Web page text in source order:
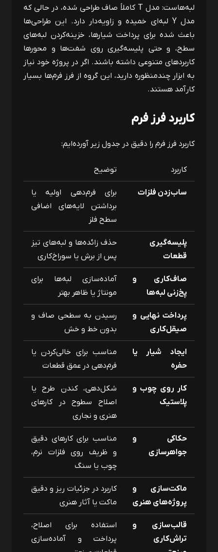
لبه‌هاست: مدل T کاملاً صاف طراحی شده، در حالی که
مدلY لبه‌ای خمیده و زاویه‌دار دارد. این طراحی‌ها
باعث شده برای پرداخت شیارها، خزینه‌کردن لبه‌های
سطح، و حتی پلیسه‌گیری روی شفت‌ها و محورها
کاربردهای متنوعی داشته باشند. اگر در پروژه خود نیاز
به ابزار چندمنظوره دارید، این گروه از فرز فرم‌ها بسیار
کارآمد هستند.
کاربرد فرز فرم
کاربرد فرز فرم را دقیق در جدول زیر آورده‌ایم:
کاربرد توضیح
ساب‌زدن فلزات
برای فرم‌دهی اولیه یا
برداشتن لایه‌های اضافی
سطح فلز
پلیسه‌گیری
قطعات
حذف زائده‌ها و لبه‌های تیز
پس از برش یا سوراخ‌کاری
صاف‌کاری و
پخ‌زنی لبه‌ها
آماده‌سازی لبه‌ها برای
مونتاژ یا ظاهر بهتر
پرداخت نهایی و
صیقل‌کاری
رسیدن به سطحی صاف و
بدون خط و خش
ایجاد شیار یا
حفره
مناسب برای خالی‌کردن یا
فرم‌دهی در عمق قطعات
کار روی چوب و
پلاستیک
شکل‌دهی، کندن طرح یا
اصلاح سطوح در کارهای
هنری و نجاری
حکاکی و
جواهرسازی
مناسب برای کارهای دقیق
و ظریف روی فلزات نرم،
چوب یا سنگ
ماکت‌سازی و
پروژه‌های هنری
کاربرد در جزئیات ریز و دقیق
ماکت یا آثار هنری
قالب‌سازی و
تراش‌کاری
استفاده برای اصلاح،
پرداخت و آماده‌سازی